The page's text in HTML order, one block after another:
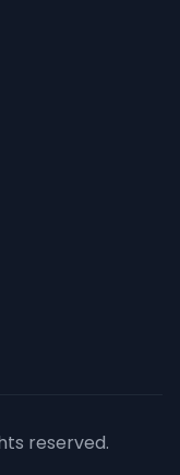
reserved.